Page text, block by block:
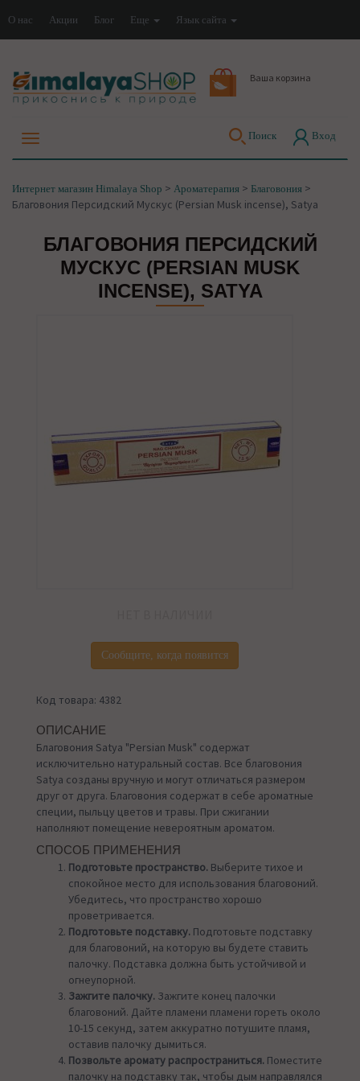
О нас Акции Блог Еще Язык сайта
Ваша корзина
Поиск Вход
Интернет магазин Himalaya Shop > Ароматерапия > Благовония >
Благовония Персидский Мускус (Persian Musk incense), Satya
БЛАГОВОНИЯ ПЕРСИДСКИЙ
МУСКУС (PERSIAN MUSK
INCENSE), SATYA
Сообщите, когда появится
Код товара: 4382
ОПИСАНИЕ
Благовония Satya "Persian Musk" содержат
исключительно натуральный состав. Все благовония
Satya созданы вручную и могут отличаться размером
друг от друга. Благовония содержат в себе ароматные
специи, пыльцу цветов и травы. При сжигании
наполняют помещение невероятным ароматом.
СПОСОБ ПРИМЕНЕНИЯ
Подготовьте пространство. Выберите тихое и
спокойное место для использования благовоний.
Убедитесь, что пространство хорошо
проветривается.
Подготовьте подставку. Подготовьте подставку
для благовоний, на которую вы будете ставить
палочку. Подставка должна быть устойчивой и
огнеупорной.
Зажгите палочку. Зажгите конец палочки
благовоний. Дайте пламени пламени гореть около
10-15 секунд, затем аккуратно потушите пламя,
оставив палочку дымиться.
Позвольте аромату распространиться. Поместите
палочку на подставку так, чтобы дым направлялся